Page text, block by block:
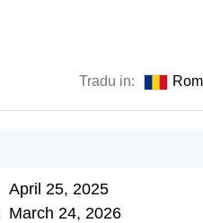
Tradu in:
April 25, 2025
March 24, 2026